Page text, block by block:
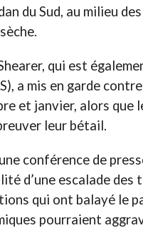
du Sud, au milieu
qui est
a mis en garde
et janvier, alors que
leur bétail.
conférence de
d’une escalade des
qui ont balayé le
pourraient